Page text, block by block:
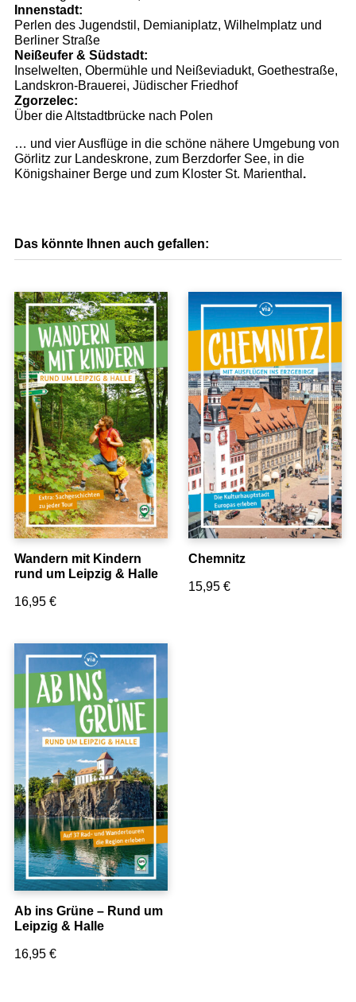
Innenstadt:
Perlen des Jugendstil, Demianiplatz, Wilhelmplatz und
Berliner Straße
Neißeufer & Südstadt:
Inselwelten, Obermühle und Neißeviadukt, Goethestraße,
Landskron-Brauerei, Jüdischer Friedhof
Zgorzelec:
Über die Altstadtbrücke nach Polen
… und vier Ausflüge in die schöne nähere Umgebung von
Görlitz zur Landeskrone, zum Berzdorfer See, in die
Königshainer Berge und zum Kloster St. Marienthal .
Das könnte Ihnen auch gefallen:
Wandern mit Kindern
rund um Leipzig & Halle
16,95 €
Chemnitz
15,95€
Ab ins Grüne – Rund um
Leipzig & Halle
16,95 €